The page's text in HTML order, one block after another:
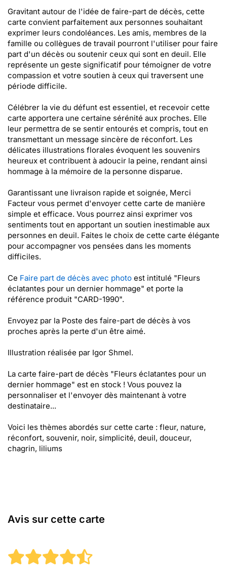
Gravitant autour de l'idée de faire-part de décès, cette
carte convient parfaitement aux personnes souhaitant
exprimer leurs condoléances. Les amis, membres de la
famille ou collègues de travail pourront l'utiliser pour faire
part d'un décès ou soutenir ceux qui sont en deuil. Elle
représente un geste significatif pour témoigner de votre
compassion et votre soutien à ceux qui traversent une
période difficile.
Célébrer la vie du défunt est essentiel, et recevoir cette
carte apportera une certaine sérénité aux proches. Elle
leur permettra de se sentir entourés et compris, tout en
transmettant un message sincère de réconfort. Les
délicates illustrations florales évoquent les souvenirs
heureux et contribuent à adoucir la peine, rendant ainsi
hommage à la mémoire de la personne disparue.
Garantissant une livraison rapide et soignée, Merci
Facteur vous permet d'envoyer cette carte de manière
simple et efficace. Vous pourrez ainsi exprimer vos
sentiments tout en apportant un soutien inestimable aux
personnes en deuil. Faites le choix de cette carte élégante
pour accompagner vos pensées dans les moments
difficiles.
Ce Faire part de décès avec photo est intitulé "Fleurs
éclatantes pour un dernier hommage" et porte la
référence produit "CARD-1990".
Envoyez par la Poste des faire-part de décès à vos
proches après la perte d'un être aimé.
Illustration réalisée par Igor Shmel.
La carte faire-part de décès "Fleurs éclatantes pour un
dernier hommage" est en stock ! Vous pouvez la
personnaliser et l'envoyer dès maintenant à votre
destinataire...
Voici les thèmes abordés sur cette carte : fleur, nature,
réconfort, souvenir, noir, simplicité, deuil, douceur,
chagrin, liliums
Avis sur cette carte